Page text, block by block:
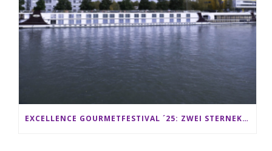
EXCELLENCE GOURMETFESTIVAL ´25: ZWEI STERNEKÖCHE ANTONIO GUIDA & DARIO MORESCO VERWÖHNEN IHRE GÄSTE AUF EINER LUXERIÖSEN SCHIFFSREISE